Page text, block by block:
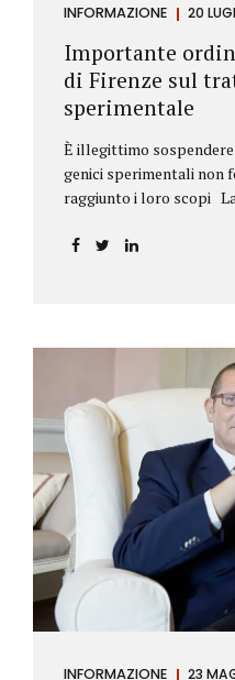
INFORMAZIONE 20
Importante
di Firenze sul
sperimentale
È illegittimo
genici sperimentali non
raggiunto i loro scopi
alla sospensione di una
76/2021. La psicologa
Tribunale di Firenze per
tale provvedimento,
la propria persona, in
svolgimento della libera
fiorentino, Dott.ssa
provvedimento assunto
INFORMAZIONE 23